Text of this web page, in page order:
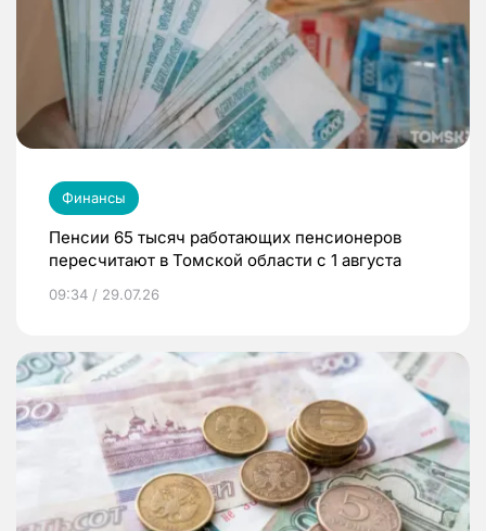
Финансы
Пенсии 65 тысяч работающих пенсионеров
пересчитают в Томской области с 1 августа
09:34 / 29.07.26